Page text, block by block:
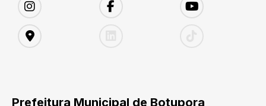
Prefeitura Municipal de Botupora